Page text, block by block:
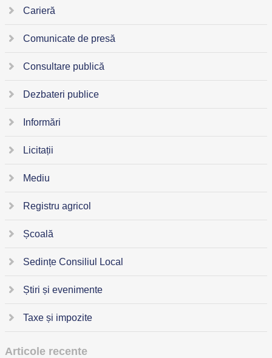
Carieră
Comunicate de presă
Consultare publică
Dezbateri publice
Informări
Licitații
Mediu
Registru agricol
Școală
Sedințe Consiliul Local
Știri și evenimente
Taxe și impozite
Articole recente